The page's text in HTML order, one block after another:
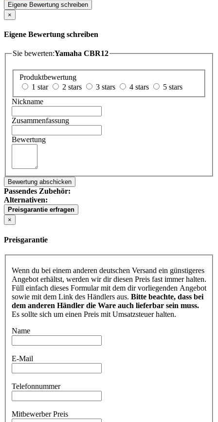
Eigene Bewertung schreiben
×
Eigene Bewertung schreiben
Sie bewerten:Yamaha CBR12
Produktbewertung
1 star
2 stars 3 stars 4 stars
5 stars
Nickname
Zusammenfassung
Bewertung
Bewertung abschicken
Passendes Zubehör:
Alternativen:
Preisgarantie erfragen
×
Preisgarantie
Wenn du bei einem anderen deutschen Versand ein günstigeres
Angebot erhältst, werden wir dir diesen Preis fast immer halten.
Füll einfach dieses Formular mit dem dir vorliegenden Angebot
sowie mit dem Link des Händlers aus. Bitte beachte, dass bei
dem anderen Händler die Ware auch lieferbar sein muss.
Es sollte sich um einen Preis mit Umsatzsteuer halten.
Name
E-Mail
Telefonnummer
Mitbewerber Preis